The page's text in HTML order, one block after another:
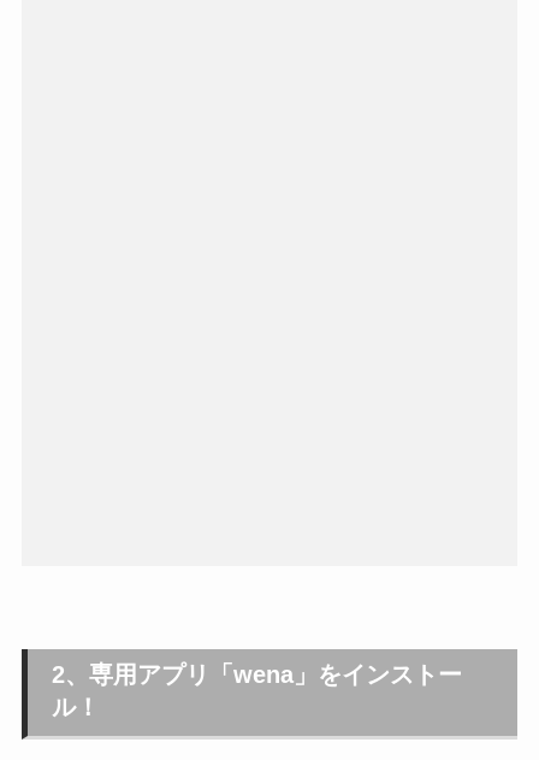
2、専用アプリ「wena」をインストー
ル！